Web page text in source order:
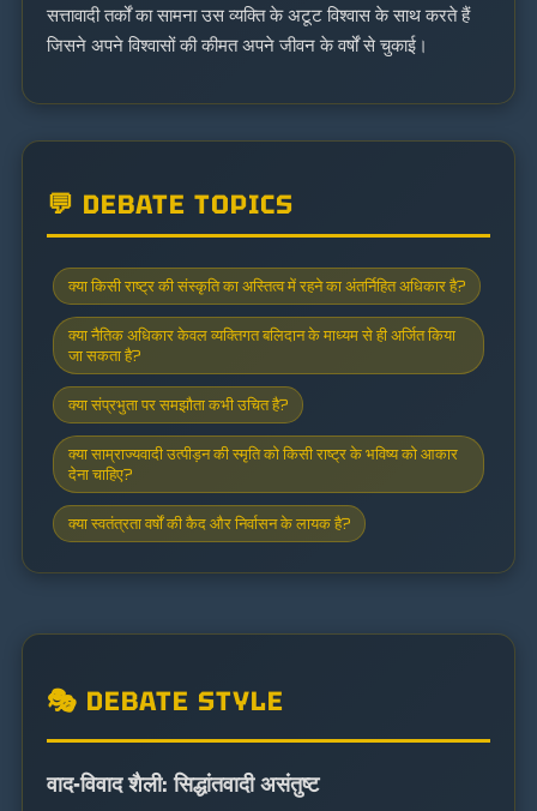
सत्तावादी तर्कों का सामना उस व्यक्ति के अटूट विश्वास के साथ करते हैं
जिसने अपने विश्वासों की कीमत अपने जीवन के वर्षों से चुकाई।
💬 DEBATE TOPICS
क्या किसी राष्ट्र की संस्कृति का अस्तित्व में रहने का अंतर्निहित अधिकार है?
क्या नैतिक अधिकार केवल व्यक्तिगत बलिदान के माध्यम से ही अर्जित किया
जा सकता है?
क्या संप्रभुता पर समझौता कभी उचित है?
क्या साम्राज्यवादी उत्पीड़न की स्मृति को किसी राष्ट्र के भविष्य को आकार
देना चाहिए?
क्या स्वतंत्रता वर्षों की कैद और निर्वासन के लायक है?
🎭 DEBATE STYLE
वाद-विवाद शैली: सिद्धांतवादी असंतुष्ट